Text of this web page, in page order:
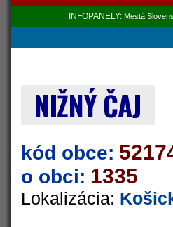
INFOPANELY: Mestá
NIŽNÝ ČAJ
kód obce:
o obci: 1335
Lokalizácia: